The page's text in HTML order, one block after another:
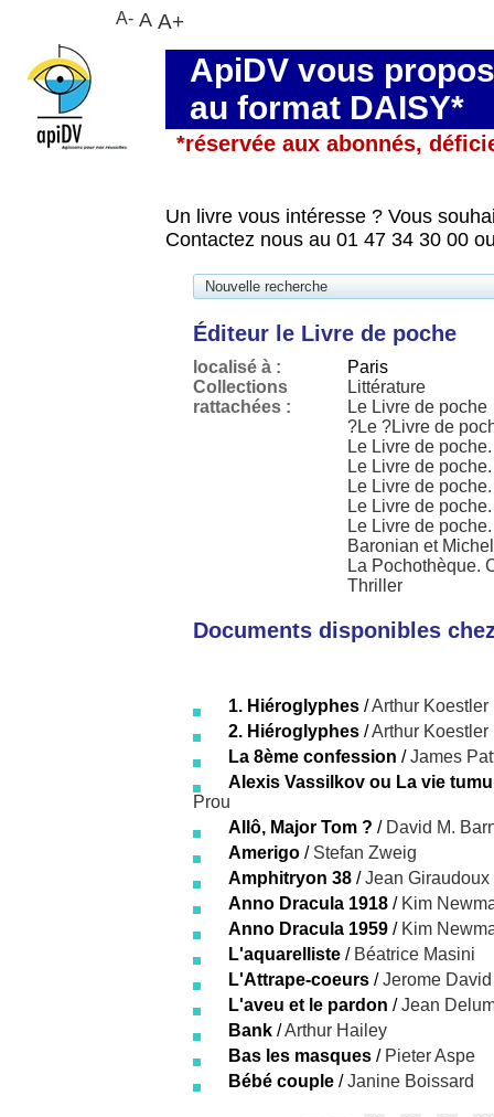
ApiDV vous
au format DAISY*
*réservée aux abonnés,
Un livre vous intéresse ? Vous
Contactez nous au 01 47 34 30 00
Nouvelle recherche
Éditeur le Livre de poche
localisé à :
Paris
Collections
rattachées :
Littérature
Le Livre de poche
?Le ?Livre de
Le Livre de
Le Livre de
Le Livre de
Le Livre de
Le Livre de
Baronian et
La Pochothèque.
Thriller
Documents disponibles
1. Hiéroglyphes /Arthur Koestler
2. Hiéroglyphes /Arthur Koestler
La 8ème confession /James
Alexis Vassilkov ou La vie
Prou
Allô, Major Tom ? / David M.
Amerigo / Stefan Zweig
Amphitryon 38 /Jean Giraudoux
Anno Dracula 1918 / Kim
Anno Dracula 1959 / Kim
L'aquarelliste / Béatrice Masini
L'Attrape-coeurs /Jerome
L'aveu et le pardon /Jean
Bank /Arthur Hailey
Bas les masques / Pieter Aspe
Bébé couple /Janine Boissard
A- A A+